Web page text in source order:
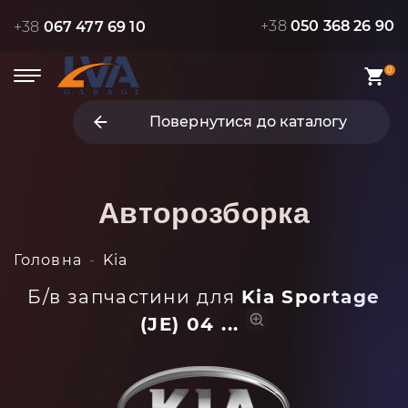
+38 067 477 69 10 +38 050 368 26 90
0
Повернутися до каталогу
Авторозборка
Головна Kia
Б/в запчастини для Kia Sportage
(JE) 04 ...